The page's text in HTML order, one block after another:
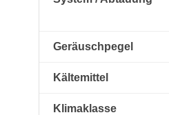
Geräuschpegel
Kältemittel
Klimaklasse